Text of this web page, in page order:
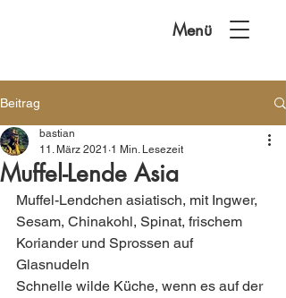
Menü
Beitrag
Muffel-Lende Asia
bastian
11. März 2021 1 Min. Lesezeit
Muffel-Lendchen asiatisch, mit Ingwer,
Sesam, Chinakohl, Spinat, frischem
Koriander und Sprossen auf
Glasnudeln
Schnelle wilde Küche, wenn es auf der